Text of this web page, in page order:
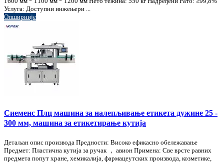
Услуга: Доступни инжењери ...
Опширније
Сиеменс Плц машина за налепљивање етикета дужине 25 -
300 мм, машина за етикетирање кутија
Детаљан опис производа Предности: Високо ефикасно обележавање
Предмет: Пластична кутија за ручак ， авион Примена: Све врсте равних
предмета попут хране, хемикалија, фармацеутских производа, козметике,